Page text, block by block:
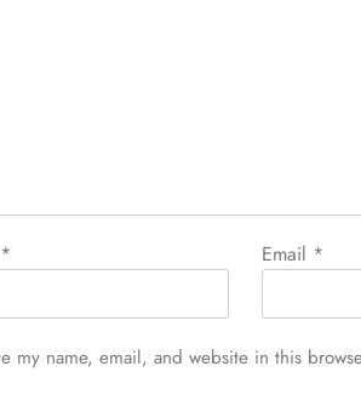
* Email *
my name, email, and website in this